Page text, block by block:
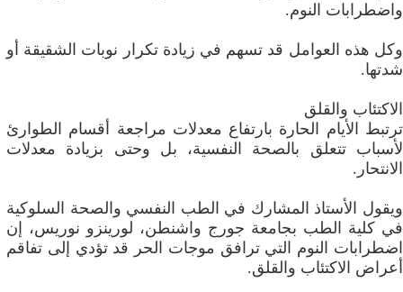
واضطرابات النوم.
وكل هذه العوامل قد تسهم في زيادة تكرار نوبات الشقيقة أو
شدتها.
الاكتئاب والقلق
ترتبط الأيام الحارة بارتفاع معدلات مراجعة أقسام الطوارئ
لأسباب تتعلق بالصحة النفسية، بل وحتى بزيادة معدلات
الانتحار.
ويقول الأستاذ المشارك في الطب النفسي والصحة السلوكية
في كلية الطب بجامعة جورج واشنطن، لورينزو نوريس، إن
اضطرابات النوم التي ترافق موجات الحر قد تؤدي إلى تفاقم
أعراض الاكتئاب والقلق.